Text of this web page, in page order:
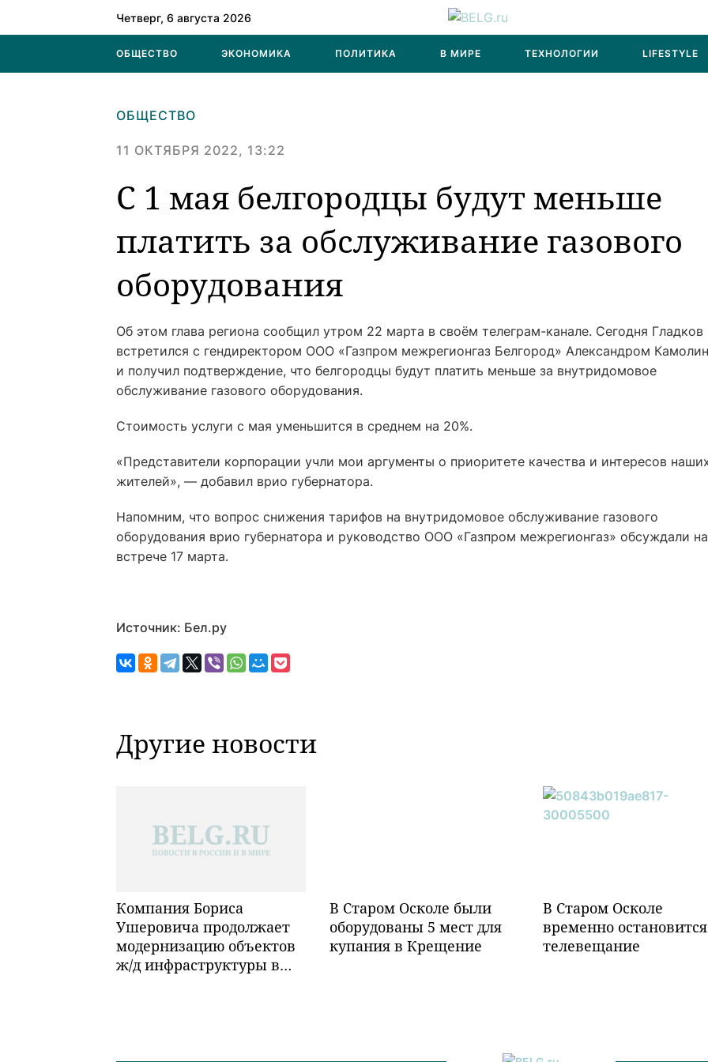
Четверг, 6 августа 2026
ОБЩЕСТВО ЭКОНОМИКА ПОЛИТИКА В МИРЕ ТЕХНОЛОГИИ LIFESTYLE
ОБЩЕСТВО
11 ОКТЯБРЯ 2022, 13:22
С 1 мая белгородцы будут меньше
платить за обслуживание газового
оборудования
Об этом глава региона сообщил утром 22 марта в своём телеграм-канале. Сегодня Гладков
встретился с гендиректором ООО «Газпром межрегионгаз Белгород» Александром
и получил подтверждение, что белгородцы будут платить меньше за внутридомовое
обслуживание газового оборудования.
Стоимость услуги с мая уменьшится в среднем на 20%.
«Представители корпорации учли мои аргументы о приоритете качества и интересов
жителей», — добавил врио губернатора.
Напомним, что вопрос снижения тарифов на внутридомовое обслуживание газового
оборудования врио губернатора и руководство ООО «Газпром межрегионгаз» обсуждали на
встрече 17 марта.
Источник: Бел.ру
Другие новости
Компания Бориса
Ушеровича продолжает
модернизацию объектов
ж/д инфраструктуры в
В Старом Осколе были
оборудованы 5 мест для
купания в Крещение
В Старом Осколе
временно остановится
телевещание